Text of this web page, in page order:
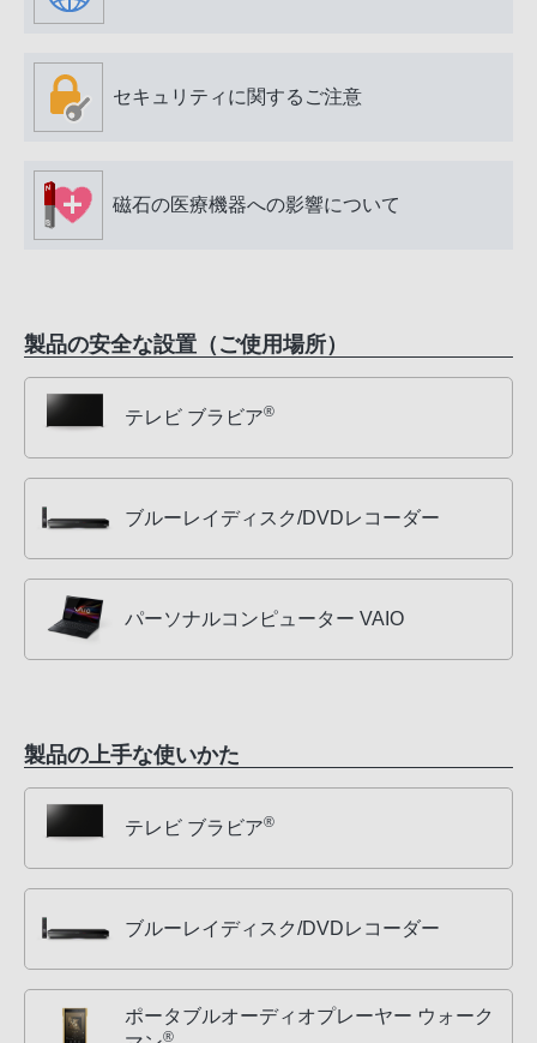
セキュリティに関するご注意
磁石の医療機器への影響について
製品の安全な設置（ご使用場所）
テレビ ブラビア®
ブルーレイディスク/DVDレコーダー
パーソナルコンピューター VAIO
製品の上手な使いかた
テレビ ブラビア®
ブルーレイディスク/DVDレコーダー
ポータブルオーディオプレーヤー ウォーク
®